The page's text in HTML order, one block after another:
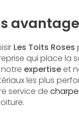
Les Toits Roses
qui place la
expertiseet
les plus
service de